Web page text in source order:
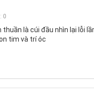
0
là cúi đầu nhìn lại lỗi
tim và trí óc